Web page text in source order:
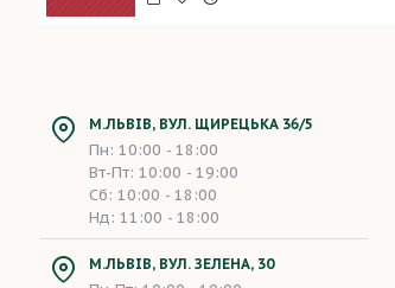
М.ЛЬВІВ, ВУЛ. ЩИРЕЦЬКА 36/5
Пн: 10:00 - 18:00
Вт-Пт: 10:00 - 19:00
Сб: 10:00 - 18:00
Нд: 11:00 - 18:00
М.ЛЬВІВ, ВУЛ. ЗЕЛЕНА, 30